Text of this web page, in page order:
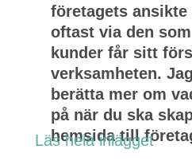
företagets ansikte
oftast via den
kunder får sitt
verksamheten.
berätta mer om
på när du ska
hemsida till
Läs hela inlägget